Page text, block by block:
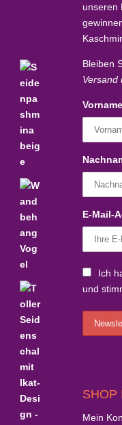
unseren
Bleiben
Versand
Vorname
E-Mail-
Ich
und
SHOP
Mein